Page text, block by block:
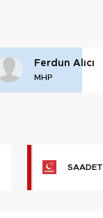
Ferdun Alıcı
MHP
SAADET